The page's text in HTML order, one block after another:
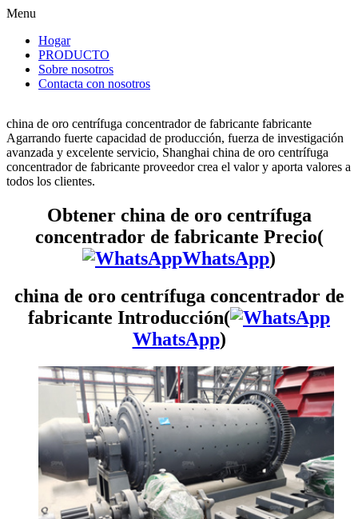
Menu
Hogar
PRODUCTO
Sobre nosotros
Contacta con nosotros
china de oro centrífuga concentrador de fabricante fabricante
Agarrando fuerte capacidad de producción, fuerza de investigación
avanzada y excelente servicio, Shanghai china de oro centrífuga
concentrador de fabricante proveedor crea el valor y aporta valores a
todos los clientes.
Obtener china de oro centrífuga
concentrador de fabricante Precio(
WhatsApp)
china de oro centrífuga concentrador de
fabricante Introducción(
WhatsApp)